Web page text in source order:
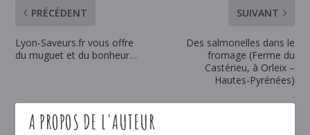
PRÉCÉDENT
Lyon-Saveurs.fr vous offre
du muguet et du bonheur…
SUIVANT
Des salmonelles dans le
fromage (Ferme du
Castérieu, à Orleix –
Hautes-Pyrénées)
A PROPOS DE L'AUTEUR